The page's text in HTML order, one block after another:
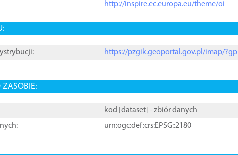
http://inspire.ec.europa.eu/theme/oi
https://pzgik.geoportal.gov.pl/imap/
ZASOBIE:
kod [ dataset ] - zbiór danych
urn:ogc:def:crs:EPSG::2180